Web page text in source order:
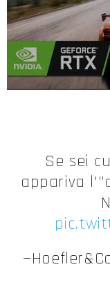
Se sei
appariva